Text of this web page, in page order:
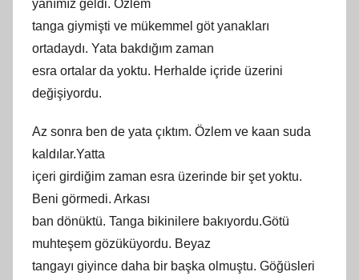
yanımız geldi. Özlem
tanga giymişti ve mükemmel göt yanakları
ortadaydı. Yata bakdığım zaman
esra ortalar da yoktu. Herhalde içride üzerini
değişiyordu.
Az sonra ben de yata çıktım. Özlem ve kaan suda
kaldılar.Yatta
içeri girdiğim zaman esra üzerinde bir şet yoktu.
Beni görmedi. Arkası
ban dönüktü. Tanga bikinilere bakıyordu.Götü
muhteşem gözüküyordu. Beyaz
tangayı giyince daha bir başka olmuştu. Göğüsleri